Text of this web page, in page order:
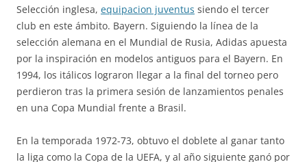
Selección inglesa, equipacion juventus siendo el tercer
club en este ámbito. Bayern. Siguiendo la línea de la
selección alemana en el Mundial de Rusia, Adidas apuesta
por la inspiración en modelos antiguos para el Bayern. En
1994, los itálicos lograron llegar a la final del torneo pero
perdieron tras la primera sesión de lanzamientos penales
en una Copa Mundial frente a Brasil.
En la temporada 1972-73, obtuvo el doblete al ganar tanto
la liga como la Copa de la UEFA, y al año siguiente ganó por